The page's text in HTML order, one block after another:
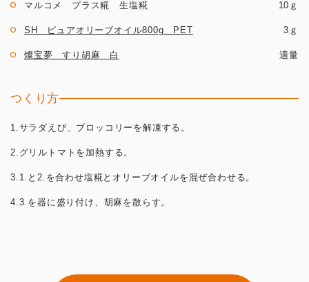
マルコメ プラス糀 生塩糀 10ｇ
SH ピュアオリーブオイル800g PET 3ｇ
燦宝夢 すり胡麻 白 適量
つくり方
1.サラダえび、ブロッコリーを解凍する。
2.グリルトマトを加熱する。
3.1.と2.を合わせ塩糀とオリーブオイルを混ぜ合わせる。
4.3.を器に盛り付け、胡麻を散らす。